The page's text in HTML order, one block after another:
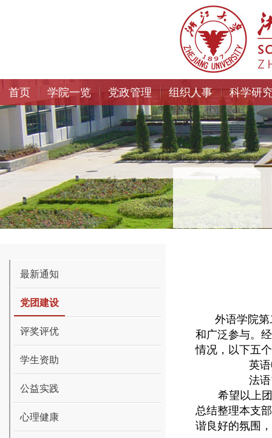
首页 学院一览 党政管理 组织人事 科学研
最新通知
党团建设
评奖评优
学生资助
公益实践
心理健康
外语学院第
和广泛参与。
情况，以下五
英语
法语
希望以上
总结整理本支
谐良好的氛围